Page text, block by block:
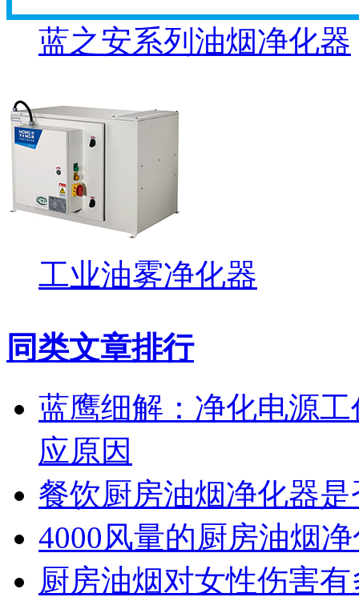
蓝之安系列油烟净化器
工业油雾净化器
同类文章排行
蓝鹰细解：净化电源
应原因
餐饮厨房油烟净化器
4000风量的厨房油烟
厨房油烟对女性伤害